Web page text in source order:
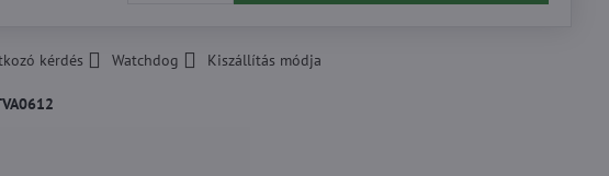
kérdés Watchdog Kiszállítás módja